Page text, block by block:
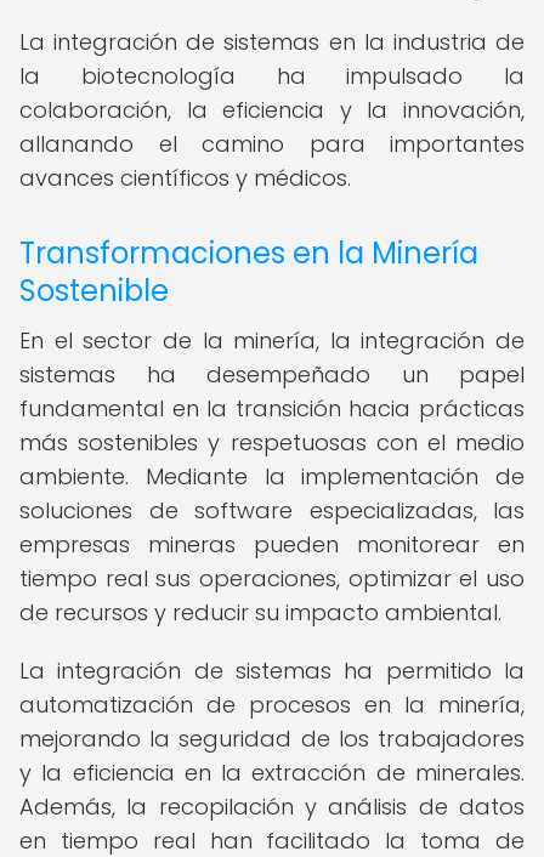
La integración de sistemas en la industria de
la biotecnología ha impulsado la
colaboración, la eficiencia y la innovación,
allanando el camino para importantes
avances científicos y médicos.
Transformaciones en la Minería
Sostenible
En el sector de la minería, la integración de
sistemas ha desempeñado un papel
fundamental en la transición hacia prácticas
más sostenibles y respetuosas con el medio
ambiente. Mediante la implementación de
soluciones de software especializadas, las
empresas mineras pueden monitorear en
tiempo real sus operaciones, optimizar el uso
de recursos y reducir su impacto ambiental.
La integración de sistemas ha permitido la
automatización de procesos en la minería,
mejorando la seguridad de los trabajadores
y la eficiencia en la extracción de minerales.
Además, la recopilación y análisis de datos
en tiempo real han facilitado la toma de